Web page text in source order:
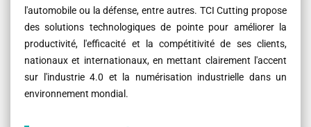
l'automobile ou la défense, entre autres. TCI Cutting propose
des solutions technologiques de pointe pour améliorer la
productivité, l'efficacité et la compétitivité de ses clients,
nationaux et internationaux, en mettant clairement l'accent
sur l'industrie 4.0 et la numérisation industrielle dans un
environnement mondial.